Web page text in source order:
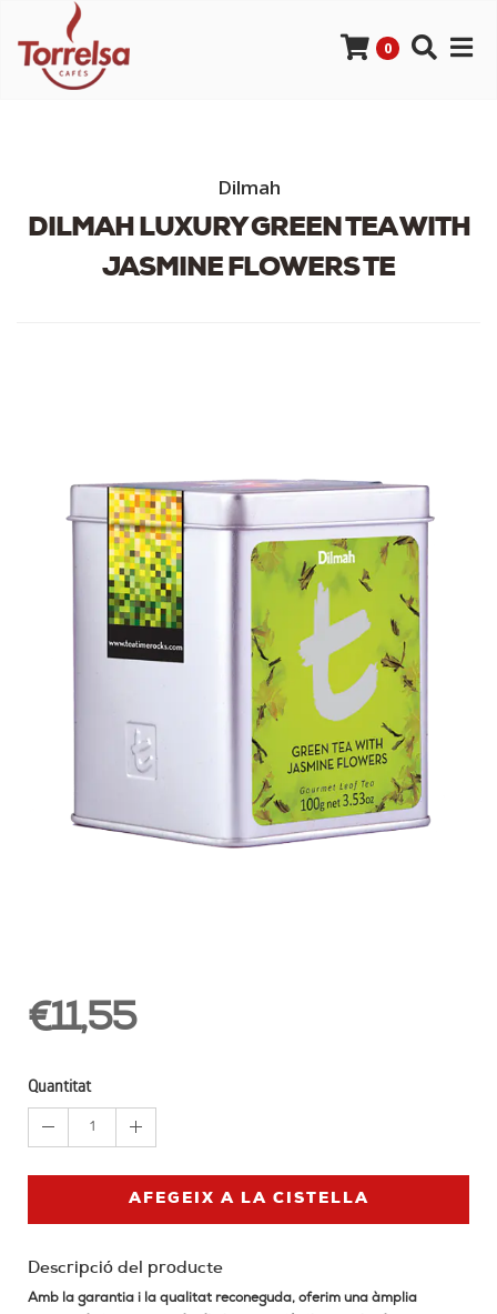
0
Dilmah
DILMAH LUXURY GREEN TEA WITH
JASMINE FLOWERS TE
€11,55
Quantitat
1
AFEGEIX A LA CISTELLA
Descripció del producte
Amb la garantia i la qualitat reconeguda, oferim una àmplia